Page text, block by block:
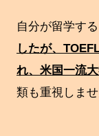
自分が留学する
したが、
れ、米国一流
類も重視しませ